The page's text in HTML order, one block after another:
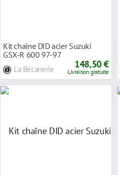
Kit chaîne DID acier Suzuki
GSX-R 600 97-97
La Bécanerie 148,50 €
Livraison gratuite